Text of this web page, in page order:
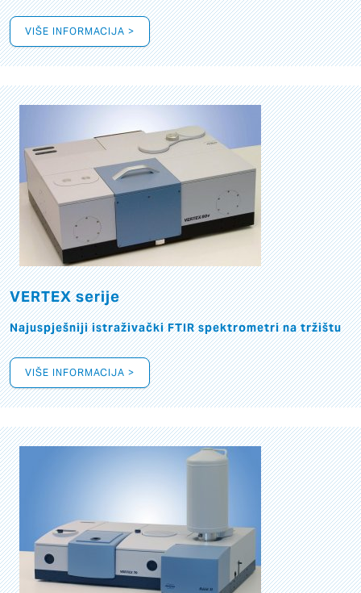
VIŠE INFORMACIJA >
VERTEX serije
Najuspješniji istraživački FTIR spektrometri na tržištu
VIŠE INFORMACIJA >